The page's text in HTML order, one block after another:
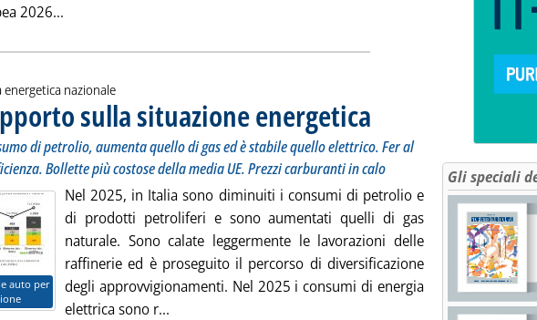
2026... Leggi tutta la notizia: 'Carburanti, nessun provvedimento all'ordine del
energetica nazionale
sulla situazione energetica
di petrolio, aumenta quello di gas ed è stabile quello elettrico. Fer al
Bollette più costose della media UE. Prezzi carburanti in calo
auto per
Nel 2025, in Italia sono diminuiti i consumi di petrolio e
di prodotti petroliferi e sono aumentati quelli di gas
naturale. Sono calate leggermente le lavorazioni delle
raffinerie ed è proseguito il percorso di diversificazione
degli approvvigionamenti. Nel 2025 i consumi di energia
elettrica sono r... Leggi tutta la notizia: 'Mase, il rapporto sulla
Gli speciali